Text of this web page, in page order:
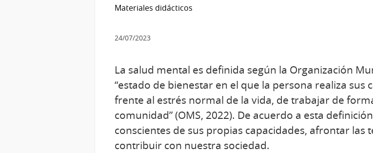
Materiales didácticos
24/07/2023
La salud mental es definida según la Organización
“estado de bienestar en el que la persona realiza sus
frente al estrés normal de la vida, de trabajar de
comunidad” (OMS, 2022). De acuerdo a esta
conscientes de sus propias capacidades, afrontar las
contribuir con nuestra sociedad.